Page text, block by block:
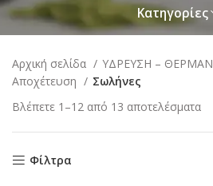
Κατηγορίες
Αρχική σελίδα
ΥΔΡΕΥΣΗ –
Αποχέτευση
Σωλήνες
Βλέπετε 1–12 από 13 αποτελέσματα
Φίλτρα